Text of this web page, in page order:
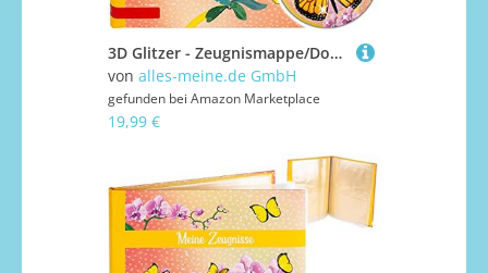
3D Glitzer - Zeugnismappe/Dokumentenmappe Motivwahl Schmetterlinge & Blumen inkl. Name - Meine Zeugnisse gebunden - Buch mit festen Seiten - A4 - A ..
von alles-meine.de GmbH
gefunden bei Amazon Marketplace
19,99 €